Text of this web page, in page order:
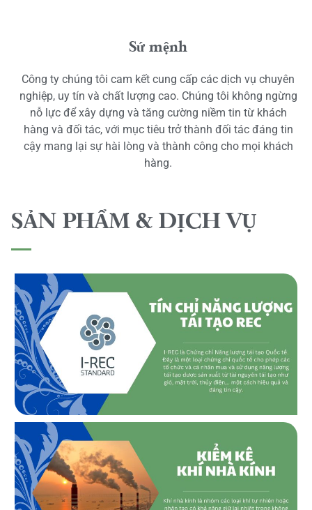
Sứ mệnh
Công ty chúng tôi cam kết cung cấp các dịch vụ chuyên
nghiệp, uy tín và chất lượng cao. Chúng tôi không ngừng
nỗ lực để xây dựng và tăng cường niềm tin từ khách
hàng và đối tác, với mục tiêu trở thành đối tác đáng tin
cậy mang lại sự hài lòng và thành công cho mọi khách
hàng.
SẢN PHẨM & DỊCH VỤ